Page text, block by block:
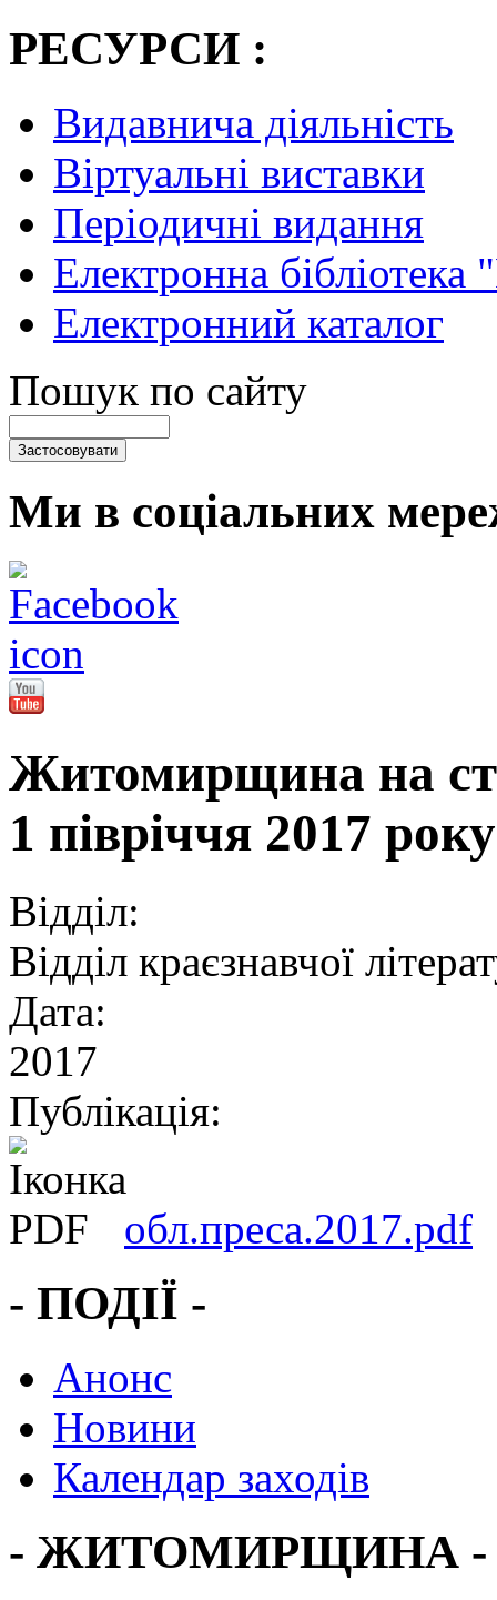
РЕСУРСИ :
Видавнича діяльність
Віртуальні виставки
Періодичні видання
Електронна
Електронний каталог
Пошук по сайту
Ми в соціальних
Житомирщина на
1 півріччя 2017 року
Відділ:
Відділ краєзнавчої
Дата:
2017
Публікація:
обл.преса.2017.pdf
- ПОДІЇ -
Анонс
Новини
Календар заходів
- ЖИТОМИРЩИНА -